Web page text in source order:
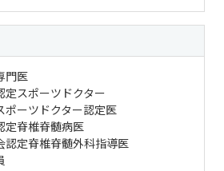
門医
定スポーツドクター
ポーツドクター認定医
定脊椎脊髄病医
認定脊椎脊髄外科指導医